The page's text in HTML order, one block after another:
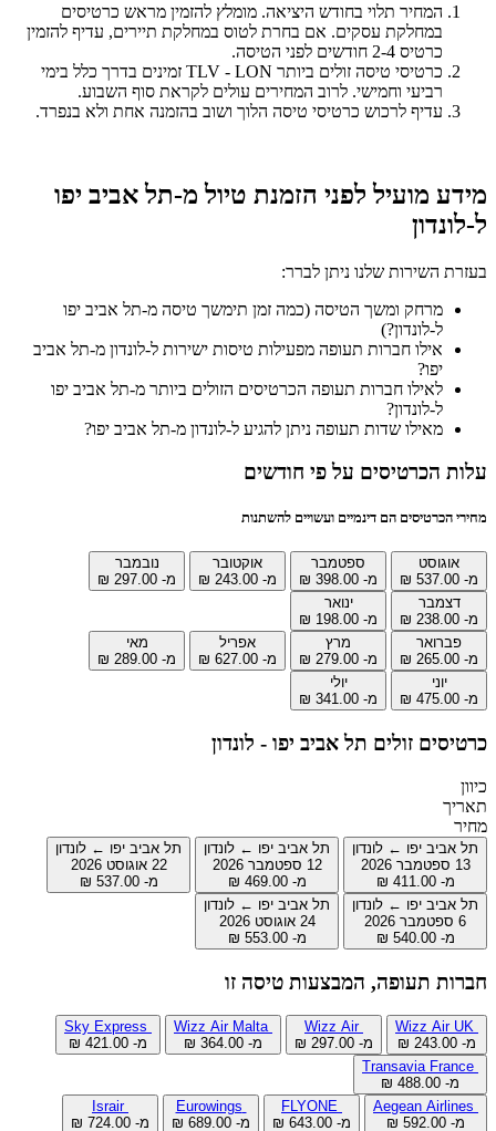
המחיר תלוי בחודש היציאה. מומלץ להזמין מראש כרטיסים
במחלקת עסקים. אם בחרת לטוס במחלקת תיירים, עדיף להזמין
כרטיס 2-4 חודשים לפני הטיסה.
כרטיסי טיסה זולים ביותר TLV - LON זמינים בדרך כלל בימי
רביעי וחמישי. לרוב המחירים עולים לקראת סוף השבוע.
עדיף לרכוש כרטיסי טיסה הלוך ושוב בהזמנה אחת ולא בנפרד.
מידע מועיל לפני הזמנת טיול מ-תל אביב יפו
ל-לונדון
בעזרת השירות שלנו ניתן לברר:
מרחק ומשך הטיסה (כמה זמן תימשך טיסה מ-תל אביב יפו
ל-לונדון?)
אילו חברות תעופה מפעילות טיסות ישירות ל-לונדון מ-תל אביב
יפו?
לאילו חברות תעופה הכרטיסים הזולים ביותר מ-תל אביב יפו
ל-לונדון?
מאילו שדות תעופה ניתן להגיע ל-לונדון מ-תל אביב יפו?
עלות הכרטיסים על פי חודשים
מחירי הכרטיסים הם דינמיים ועשויים להשתנות
אוגוסט
מ- ‏537.00 ‏₪
ספטמבר
מ- ‏398.00 ‏₪
אוקטובר
מ- ‏243.00 ‏₪
נובמבר
מ- ‏297.00 ‏₪
דצמבר
מ- ‏238.00 ‏₪
ינואר
מ- ‏198.00 ‏₪
פברואר
מ- ‏265.00 ‏₪
מרץ
מ- ‏279.00 ‏₪
אפריל
מ- ‏627.00 ‏₪
מאי
מ- ‏289.00 ‏₪
יוני
מ- ‏475.00 ‏₪
יולי
מ- ‏341.00 ‏₪
כרטיסים זולים תל אביב יפו - לונדון
כיוון
תאריך
מחיר
תל אביב יפו ← לונדון
13 ספטמבר 2026
מ- ‏411.00 ‏₪
תל אביב יפו ← לונדון
12 ספטמבר 2026
מ- ‏469.00 ‏₪
תל אביב יפו ← לונדון
22 אוגוסט 2026
מ- ‏537.00 ‏₪
תל אביב יפו ← לונדון
6 ספטמבר 2026
מ- ‏540.00 ‏₪
תל אביב יפו ← לונדון
24 אוגוסט 2026
מ- ‏553.00 ‏₪
חברות תעופה, המבצעות טיסה זו
מ- ‏243.00 ‏₪
Wizz Air
מ- ‏297.00 ‏₪
Wizz Air Malta
מ- ‏364.00 ‏₪
מ- ‏421.00 ‏₪
מ- ‏488.00 ‏₪
מ- ‏592.00 ‏₪
מ- ‏643.00 ‏₪
מ- ‏689.00 ‏₪
Israir
מ- ‏724.00 ‏₪